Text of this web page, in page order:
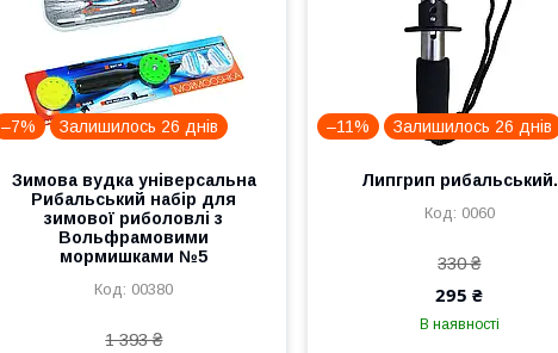
–7% Залишилось 26 днів
Зимова вудка універсальна
Рибальський набір для
зимової риболовлі з
Вольфрамовими
мормишками №5
00380
1 393 ₴
–11% Залишилось 26 днів
Липгрип рибальський.
0060
330 ₴
295 ₴
В наявності